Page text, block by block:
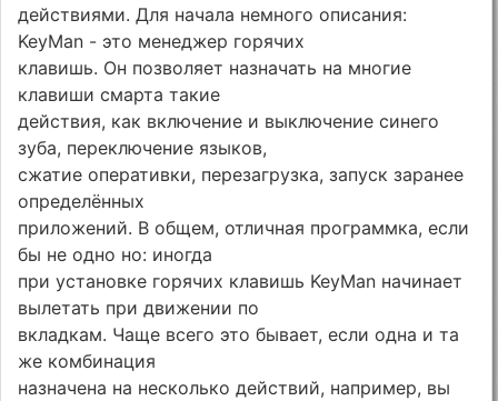
действиями. Для начала немного описания:
KeyMan - это менеджер горячих
клавишь. Он позволяет назначать на многие
клавиши смарта такие
действия, как включение и выключение синего
зуба, переключение языков,
сжатие оперативки, перезагрузка, запуск заранее
определённых
приложений. В общем, отличная программка, если
бы не одно но: иногда
при установке горячих клавишь KeyMan начинает
вылетать при движении по
вкладкам. Чаще всего это бывает, если одна и та
же комбинация
назначена на несколько действий, например, вы